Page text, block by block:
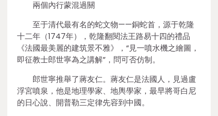
兩個內行蒙混過關
至于清代最有名的蛇文物——銅蛇首，源于乾隆
十二年（1747年），乾隆翻閱法王路易十四的禮品
《法國最美麗的建筑景不雅》，“見一噴水機之繪圖，
即征教士郎世寧為之講解”，問可否仿制。
郎世寧推舉了蔣友仁。蔣友仁是法國人，見過盧
浮宮噴泉，他是地理學家、地輿學家，最早將哥白尼
的日心說、開普勒三定律先容到中國。